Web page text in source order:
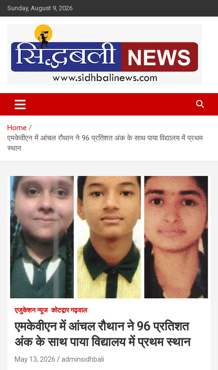
Skip
to
Sunday, August 9, 2026
Sidhbali News
Home
एमकेवीएन में आंचल रौथान ने 96 प्रतिशत अंक के साथ पाया विद्यालय में प्रथम
स्थान
एजुकेशन न्‍यूज कोटद्वार गढ़वाल
एमकेवीएन में आंचल रौथान ने 96 प्रतिशत
अंक के साथ पाया विद्यालय में प्रथम स्थान
May 13, 2026 adminsidhbali